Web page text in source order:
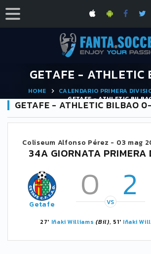
GETAFE - ATHLETIC
HOME
CALENDARIO PRIMERA
GETAFE - ATHLETIC
GETAFE - ATHLETIC BILBAO
Coliseum Alfonso Pérez - 03 mag
34A GIORNATA PRIMERA
Getafe 0 2
VS
27' Iñaki Williams (Bil), 51' Iñaki